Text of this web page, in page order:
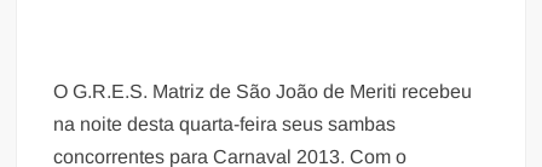
O G.R.E.S. Matriz de São João de Meriti recebeu
na noite desta quarta-feira seus sambas
concorrentes para Carnaval 2013. Com o